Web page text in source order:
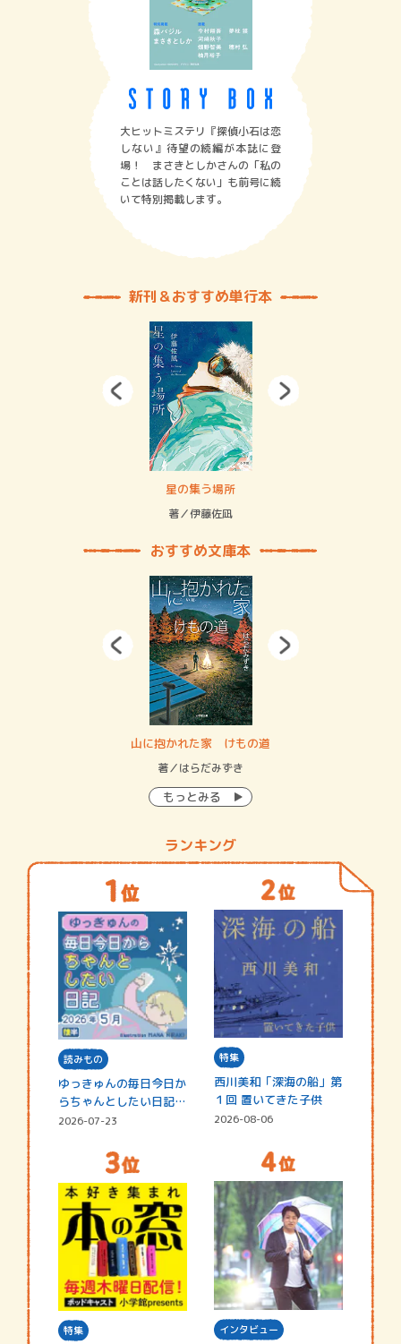
大ヒットミステリ『探偵小石は恋
しない』待望の続編が本誌に登
場！ まさきとしかさんの「私の
ことは話したくない」も前号に続
いて特別掲載します。
新刊＆おすすめ単行本
星の集う場所
著／伊藤佐凪
おすすめ文庫本
山に抱かれた家 けもの道
著／はらだみずき
もっとみる
ランキング
読みもの
ゆっきゅんの毎日今日か
らちゃんとしたい日記
☆202…
2026-07-23
特集
西川美和「深海の船」第
１回 置いてきた子供
2026-08-06
特集 インタビュー